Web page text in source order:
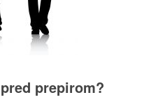
prepirom?